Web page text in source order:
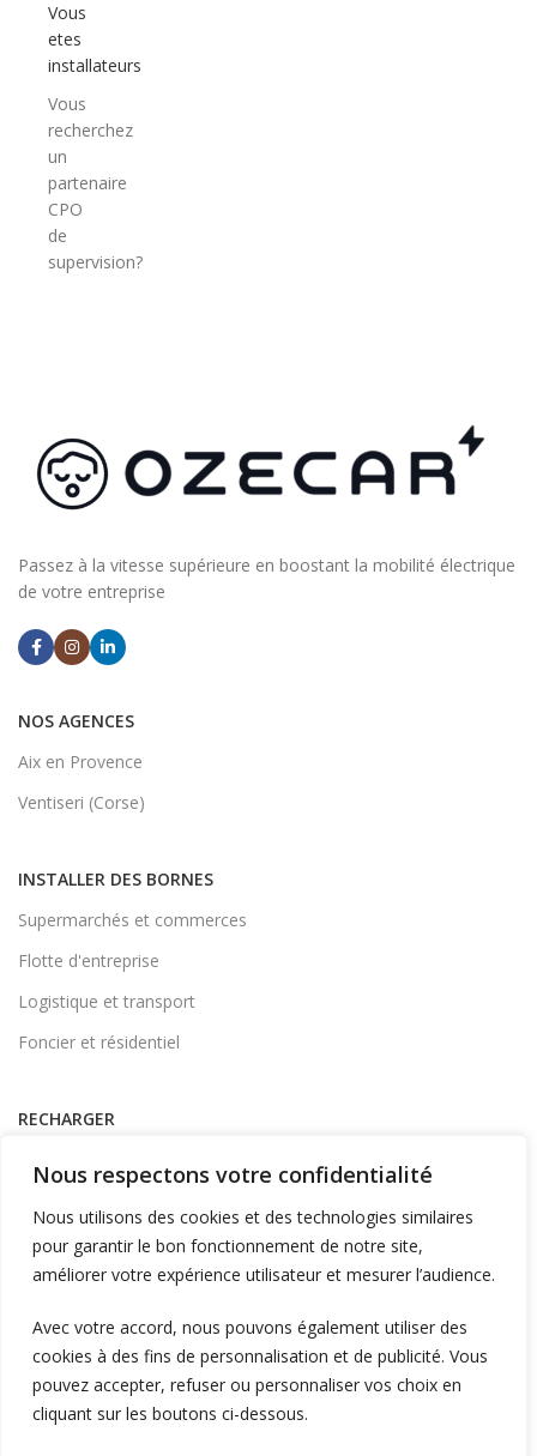
Nous respectons votre confidentialité
Nous utilisons des cookies et des technologies similaires
pour garantir le bon fonctionnement de notre site,
améliorer votre expérience utilisateur et mesurer l’audience.
Avec votre accord, nous pouvons également utiliser des
cookies à des fins de personnalisation et de publicité. Vous
pouvez accepter, refuser ou personnaliser vos choix en
cliquant sur les boutons ci-dessous.
Vous
etes
installateurs
Vous
recherchez
un
partenaire
CPO
de
supervision?
Passez à la vitesse supérieure en boostant la mobilité électrique
de votre entreprise
NOS AGENCES
Aix en Provence
Ventiseri (Corse)
INSTALLER DES BORNES
Supermarchés et commerces
Flotte d'entreprise
Logistique et transport
Foncier et résidentiel
RECHARGER
A Domicile
Télécharger l'application
LIENS UTILES
L'entreprise